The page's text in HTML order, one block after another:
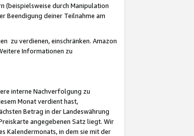
(beispielsweise durch Manipulation
Beendigung deiner Teilnahme am
zu verdienen, einschränken. Amazon
Informationen zu
interne Nachverfolgung zu
Monat verdient hast,
Betrag in der Landeswährung
angegebenen Satz liegt. Wir
Kalendermonats, in dem sie mit der